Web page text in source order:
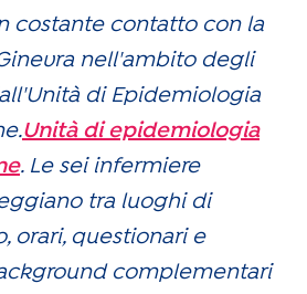
costante contatto con la
nell'ambito degli
di Epidemiologia
Unità di epidemiologia
. Le sei infermiere
tra luoghi di
orari, questionari e
complementari